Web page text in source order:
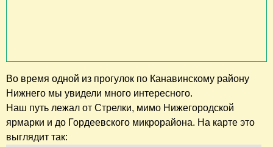
Во время одной из прогулок по Канавинскому району
Нижнего мы увидели много интересного.
Наш путь лежал от Стрелки, мимо Нижегородской
ярмарки и до Гордеевского микрорайона. На карте это
выглядит так: